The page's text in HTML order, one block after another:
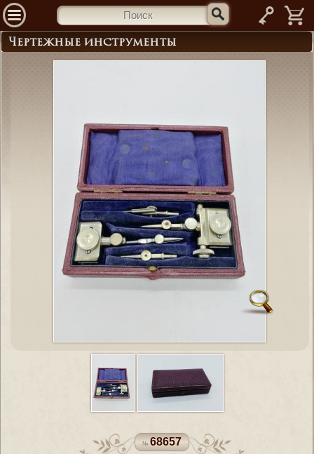
—
Чертежные инструменты
68657